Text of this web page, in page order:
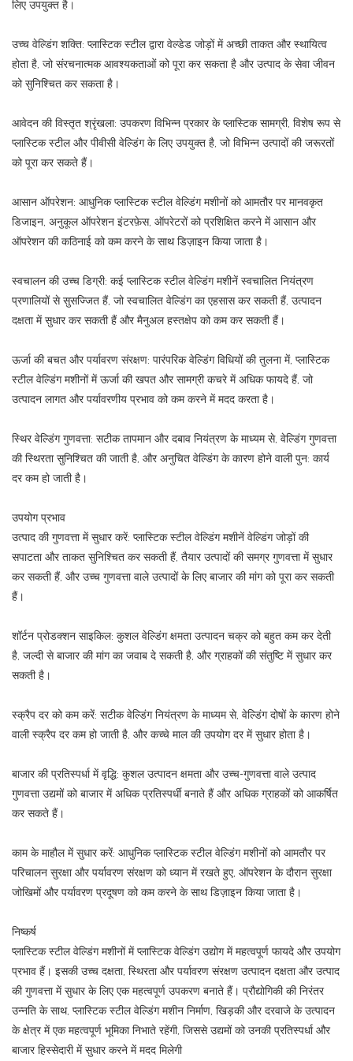
लिए उपयुक्त है।
उच्च वेल्डिंग शक्ति: प्लास्टिक स्टील द्वारा वेल्डेड जोड़ों में अच्छी ताकत और स्थायित्व
होता है, जो संरचनात्मक आवश्यकताओं को पूरा कर सकता है और उत्पाद के सेवा जीवन
को सुनिश्चित कर सकता है।
आवेदन की विस्तृत श्रृंखला: उपकरण विभिन्न प्रकार के प्लास्टिक सामग्री, विशेष रूप से
प्लास्टिक स्टील और पीवीसी वेल्डिंग के लिए उपयुक्त है, जो विभिन्न उत्पादों की जरूरतों
को पूरा कर सकते हैं।
आसान ऑपरेशन: आधुनिक प्लास्टिक स्टील वेल्डिंग मशीनों को आमतौर पर मानवकृत
डिजाइन, अनुकूल ऑपरेशन इंटरफ़ेस, ऑपरेटरों को प्रशिक्षित करने में आसान और
ऑपरेशन की कठिनाई को कम करने के साथ डिज़ाइन किया जाता है।
स्वचालन की उच्च डिग्री: कई प्लास्टिक स्टील वेल्डिंग मशीनें स्वचालित नियंत्रण
प्रणालियों से सुसज्जित हैं, जो स्वचालित वेल्डिंग का एहसास कर सकती हैं, उत्पादन
दक्षता में सुधार कर सकती हैं और मैनुअल हस्तक्षेप को कम कर सकती हैं।
ऊर्जा की बचत और पर्यावरण संरक्षण: पारंपरिक वेल्डिंग विधियों की तुलना में, प्लास्टिक
स्टील वेल्डिंग मशीनों में ऊर्जा की खपत और सामग्री कचरे में अधिक फायदे हैं, जो
उत्पादन लागत और पर्यावरणीय प्रभाव को कम करने में मदद करता है।
स्थिर वेल्डिंग गुणवत्ता: सटीक तापमान और दबाव नियंत्रण के माध्यम से, वेल्डिंग गुणवत्ता
की स्थिरता सुनिश्चित की जाती है, और अनुचित वेल्डिंग के कारण होने वाली पुन: कार्य
दर कम हो जाती है।
उपयोग प्रभाव
उत्पाद की गुणवत्ता में सुधार करें: प्लास्टिक स्टील वेल्डिंग मशीनें वेल्डिंग जोड़ों की
सपाटता और ताकत सुनिश्चित कर सकती हैं, तैयार उत्पादों की समग्र गुणवत्ता में सुधार
कर सकती हैं, और उच्च गुणवत्ता वाले उत्पादों के लिए बाजार की मांग को पूरा कर सकती
हैं।
शॉर्टन प्रोडक्शन साइकिल: कुशल वेल्डिंग क्षमता उत्पादन चक्र को बहुत कम कर देती
है, जल्दी से बाजार की मांग का जवाब दे सकती है, और ग्राहकों की संतुष्टि में सुधार कर
सकती है।
स्क्रैप दर को कम करें: सटीक वेल्डिंग नियंत्रण के माध्यम से, वेल्डिंग दोषों के कारण होने
वाली स्क्रैप दर कम हो जाती है, और कच्चे माल की उपयोग दर में सुधार होता है।
बाजार की प्रतिस्पर्धा में वृद्धि: कुशल उत्पादन क्षमता और उच्च-गुणवत्ता वाले उत्पाद
गुणवत्ता उद्यमों को बाजार में अधिक प्रतिस्पर्धी बनाते हैं और अधिक ग्राहकों को आकर्षित
कर सकते हैं।
काम के माहौल में सुधार करें: आधुनिक प्लास्टिक स्टील वेल्डिंग मशीनों को आमतौर पर
परिचालन सुरक्षा और पर्यावरण संरक्षण को ध्यान में रखते हुए, ऑपरेशन के दौरान सुरक्षा
जोखिमों और पर्यावरण प्रदूषण को कम करने के साथ डिज़ाइन किया जाता है।
निष्कर्ष
प्लास्टिक स्टील वेल्डिंग मशीनों में प्लास्टिक वेल्डिंग उद्योग में महत्वपूर्ण फायदे और उपयोग
प्रभाव हैं। इसकी उच्च दक्षता, स्थिरता और पर्यावरण संरक्षण उत्पादन दक्षता और उत्पाद
की गुणवत्ता में सुधार के लिए एक महत्वपूर्ण उपकरण बनाते हैं। प्रौद्योगिकी की निरंतर
उन्नति के साथ, प्लास्टिक स्टील वेल्डिंग मशीन निर्माण, खिड़की और दरवाजे के उत्पादन
के क्षेत्र में एक महत्वपूर्ण भूमिका निभाते रहेंगी, जिससे उद्यमों को उनकी प्रतिस्पर्धा और
बाजार हिस्सेदारी में सुधार करने में मदद मिलेगी